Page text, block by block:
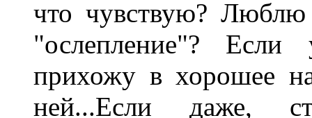
что чувствую? Люблю
"ослепление"?
прихожу в хорошее
ней...Если даже,